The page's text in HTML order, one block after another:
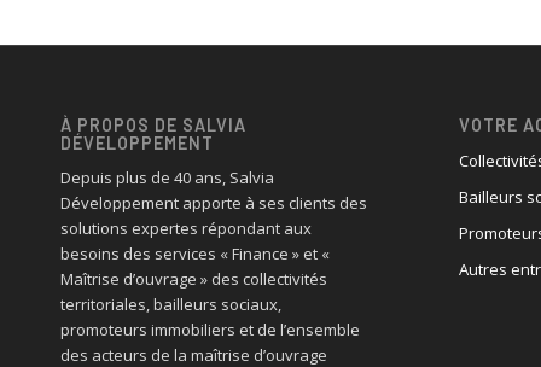
À PROPOS DE SALVIA
DÉVELOPPEMENT
Depuis plus de 40 ans, Salvia
Développement apporte à ses clients des
solutions expertes répondant aux
besoins des services « Finance » et «
Maîtrise d’ouvrage » des collectivités
territoriales, bailleurs sociaux,
promoteurs immobiliers et de l’ensemble
des acteurs de la maîtrise d’ouvrage
VOTRE
Bailleurs
Autres